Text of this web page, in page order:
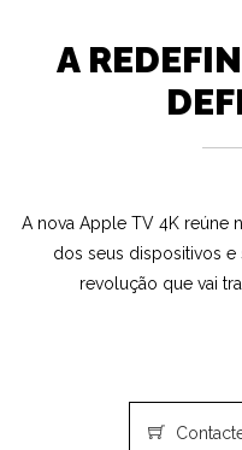
A
A nova Apple TV 4K reúne
dos seus dispositivos e
revolução que vai